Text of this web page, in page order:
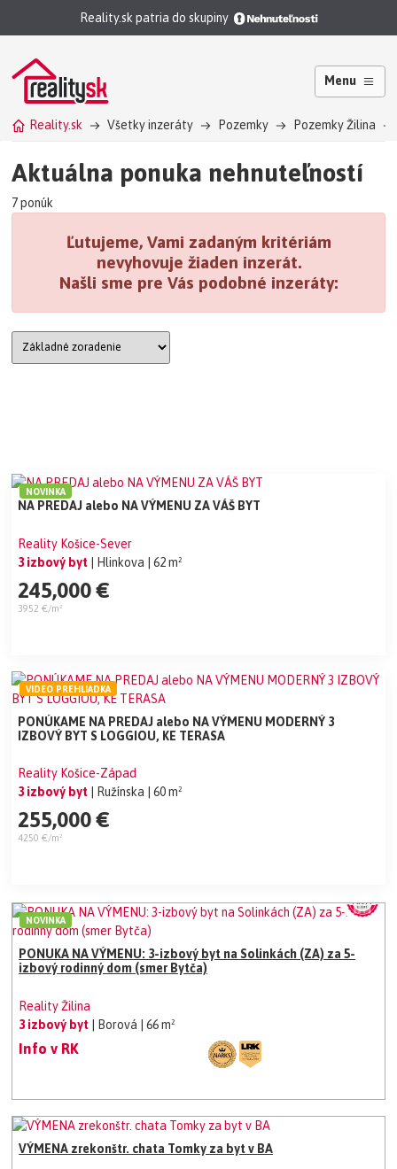
Reality.sk patria do skupiny
Menu
Reality.sk Všetky inzeráty Pozemky Pozemky Žilina
Aktuálna ponuka nehnuteľností
7 ponúk
Ľutujeme, Vami zadaným kritériám
nevyhovuje žiaden inzerát.
Našli sme pre Vás podobné inzeráty:
NA PREDAJ alebo NA VÝMENU ZA VÁŠ BYT
Reality Košice-Sever
3 izbový byt
| Hlinkova | 62 m²
245,000 €
3952 €/m²
NOVINKA
PONÚKAME NA PREDAJ alebo NA VÝMENU MODERNÝ 3
IZBOVÝ BYT S LOGGIOU, KE TERASA
Reality Košice-Západ
3 izbový byt
| Ružínska | 60 m²
255,000 €
4250 €/m²
VIDEO PREHLIADKA
PONUKA NA VÝMENU: 3-izbový byt na Solinkách (ZA) za 5-
izbový rodinný dom (smer Bytča)
Reality Žilina
3 izbový byt
| Borová | 66 m²
Info v RK
NOVINKA
VÝMENA zrekonštr. chata Tomky za byt v BA